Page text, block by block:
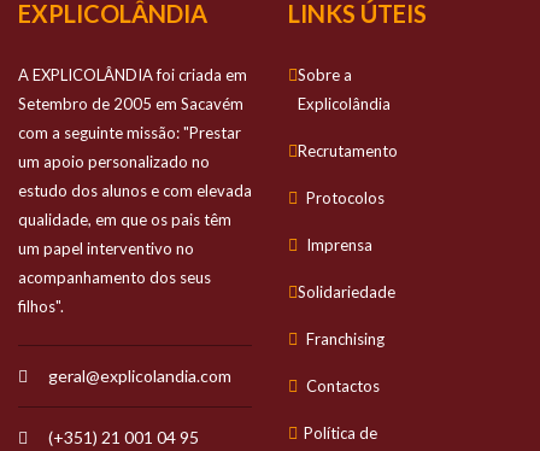
EXPLICOLÂNDIA
A EXPLICOLÂNDIA foi criada em
Setembro de 2005 em Sacavém
com a seguinte missão: "Prestar
um apoio personalizado no
estudo dos alunos e com elevada
qualidade, em que os pais têm
um papel interventivo no
acompanhamento dos seus
filhos".
geral@explicolandia.com
(+351) 21 001 04 95
LINKS ÚTEIS
Sobre a
Explicolândia
Recrutamento
Protocolos
Imprensa
Solidariedade
Franchising
Contactos
Política de